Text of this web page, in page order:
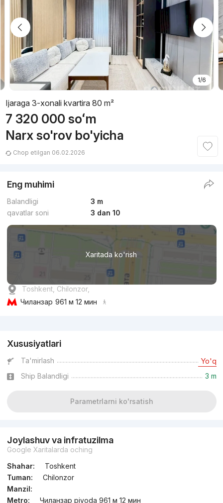
1/6
Ijaraga 3-xonali kvartira 80 m²
7 320 000 soʻm
Narx so'rov bo'yicha
Chop etilgan 06.02.2026
Eng muhimi
Balandligi
3 m
qavatlar soni
3 dan 10
Xaritada ko'rish
Toshkent, Chilonzor,
Чиланзар 961 м 12 мин
Xususiyatlari
Ta'mirlash Yo'q
Ship Balandligi 3 m
Parametrlarni ko'rsatish
Joylashuv va infratuzilma
Google Xaritalarda oching
Shahar:
Toshkent
Tuman:
Chilonzor
Manzil:
Metro:
Чиланзар piyoda 961 м 12 мин